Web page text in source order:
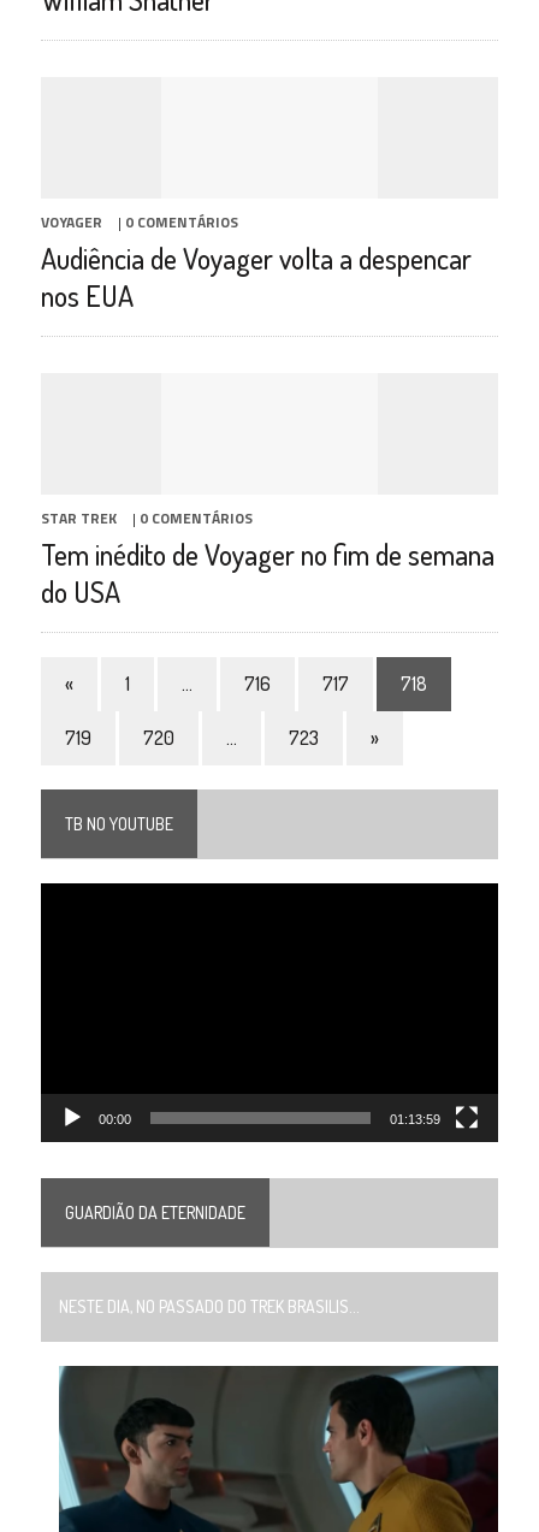
VOYAGER | 0 COMENTÁRIOS
Audiência de Voyager volta a despencar
nos EUA
STAR TREK | 0 COMENTÁRIOS
Tem inédito de Voyager no fim de semana
do USA
« 1 … 716 717 718
719 720 … 723 »
TB NO YOUTUBE
00:00 01:13:59
GUARDIÃO DA ETERNIDADE
NESTE DIA, NO PASSADO DO TREK BRASILIS...